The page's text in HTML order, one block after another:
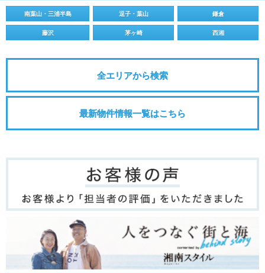
南葉山・三浦半島 逗子・葉山 鎌倉
藤沢 茅ヶ崎 西湘
全エリアから検索
最新物件情報一覧はこちら